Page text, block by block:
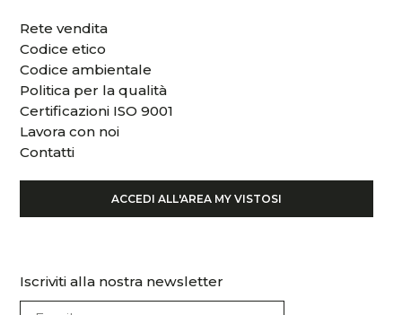
Rete vendita
Codice etico
Codice ambientale
Politica per la qualità
Certificazioni ISO 9001
Lavora con noi
Contatti
ACCEDI ALL'AREA MY VISTOSI
Iscriviti alla nostra newsletter